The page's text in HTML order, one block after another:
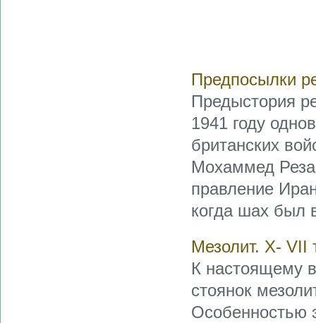
Предпосылки
Предыстория
1941 году
британских
Мохаммед Реза
правление
когда шах был
Мезолит. Х- VII
К настоящему
стоянок
Особенностью